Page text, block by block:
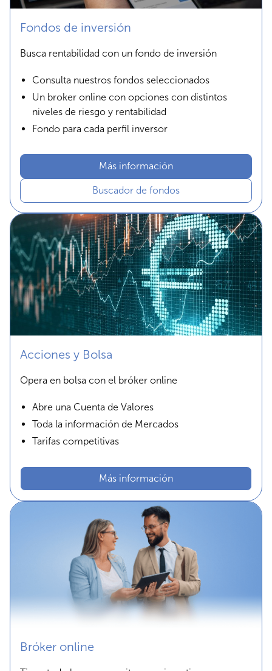
Fondos de inversión
Busca rentabilidad con un fondo de inversión
Consulta nuestros fondos seleccionados
Un broker online con opciones con distintos
niveles de riesgo y rentabilidad
Fondo para cada perfil inversor
Más información
Buscador de fondos
Acciones y Bolsa
Opera en bolsa con el bróker online
Abre una Cuenta de Valores
Toda la información de Mercados
Tarifas competitivas
Más información
Bróker online